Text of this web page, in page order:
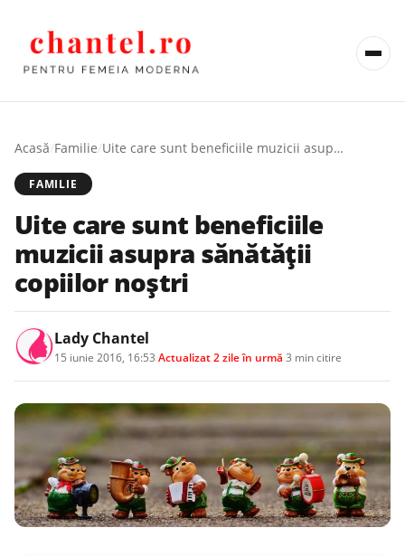
Acasă/Familie/ Uite care sunt beneficiile muzicii asupra sănătății copiilor noștri
FAMILIE
Uite care sunt beneficiile
muzicii asupra sănătății
copiilor noștri
Lady Chantel
15 iunie 2016, 16:53 Actualizat2 zile în urmă 3 min citire